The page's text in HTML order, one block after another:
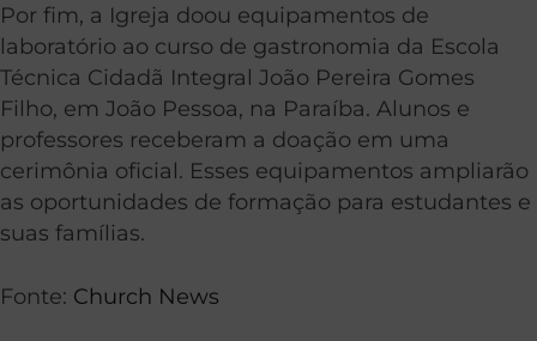
Por fim, a Igreja doou equipamentos de
laboratório ao curso de gastronomia da Escola
Técnica Cidadã Integral João Pereira Gomes
Filho, em João Pessoa, na Paraíba. Alunos e
professores receberam a doação em uma
cerimônia oficial. Esses equipamentos ampliarão
as oportunidades de formação para estudantes e
suas famílias.
Fonte: Church News